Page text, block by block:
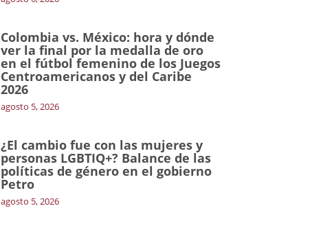
Colombia vs. México: hora y dónde
ver la final por la medalla de oro
en el fútbol femenino de los Juegos
Centroamericanos y del Caribe
2026
agosto 5, 2026
¿El cambio fue con las mujeres y
personas LGBTIQ+? Balance de las
políticas de género en el gobierno
Petro
agosto 5, 2026